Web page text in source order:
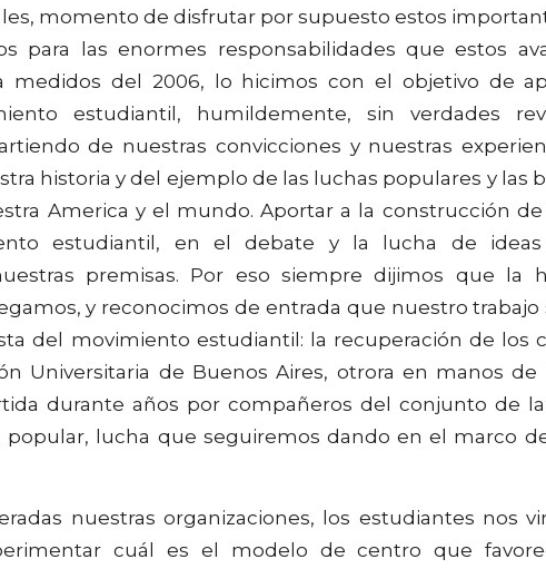
momento de disfrutar por supuesto estos
para las enormes responsabilidades que estos
medidos del 2006, lo hicimos con el objetivo de
estudiantil, humildemente, sin verdades
de nuestras convicciones y nuestras
historia y del ejemplo de las luchas populares y las
America y el mundo. Aportar a la construcción
estudiantil, en el debate y la lucha de
premisas. Por eso siempre dijimos que la
y reconocimos de entrada que nuestro trabajo
del movimiento estudiantil: la recuperación de los
Universitaria de Buenos Aires, otrora en manos de
durante años por compañeros del conjunto de
lucha que seguiremos dando en el marco
nuestras organizaciones, los estudiantes nos
cuál es el modelo de centro que